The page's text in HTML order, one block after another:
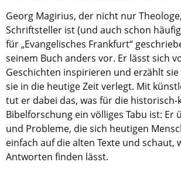
Informationen
Aus (nicht nur) Frankfurter Blogs
Videos
Beratung & Info
Impressum
Hinweis
Georg Magirius, der nicht nur
Schriftsteller ist (und auch schon
für „Evangelisches Frankfurt“
seinem Buch anders vor. Er lässt sich
Geschichten inspirieren und erzählt
sie in die heutige Zeit verlegt. Mit
tut er dabei das, was für die historisch-
Bibelforschung ein völliges Tabu ist: Er
und Probleme, die sich heutigen
einfach auf die alten Texte und schaut,
Antworten finden lässt.